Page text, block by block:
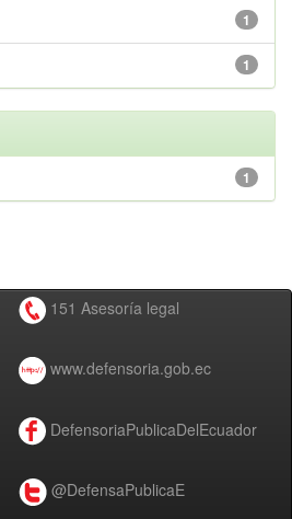
1
1
1
151 Asesoría legal
www.defensoria.gob.ec
DefensoriaPublicaDelEcuador
@DefensaPublicaE